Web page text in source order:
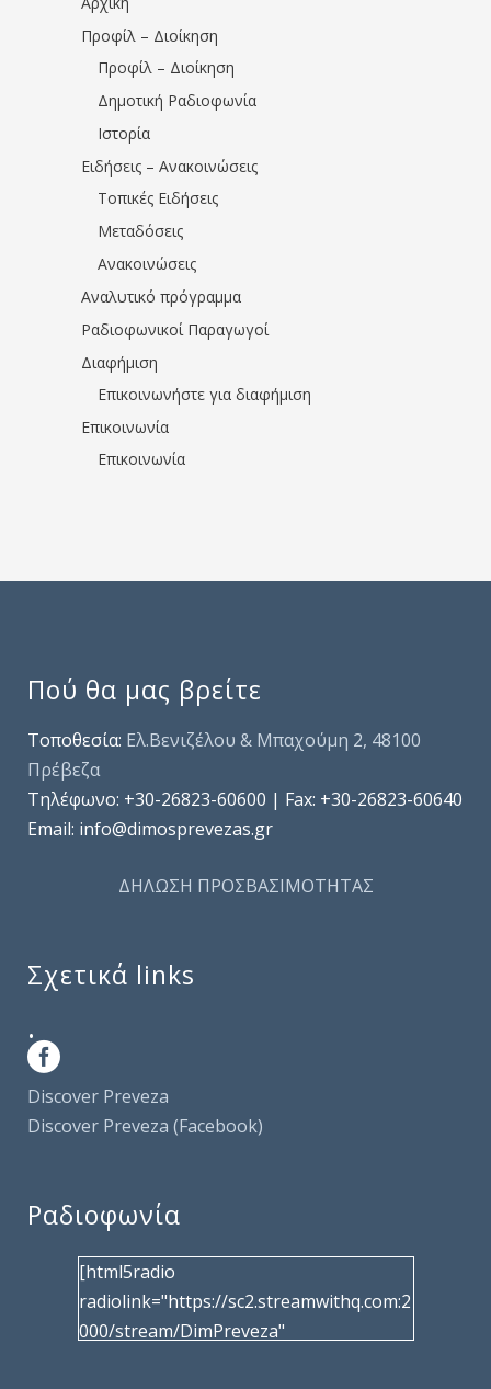
Προφίλ – Διοίκηση
Προφίλ – Διοίκηση
Δημοτική Ραδιοφωνία
Ιστορία
Ειδήσεις – Ανακοινώσεις
Τοπικές Ειδήσεις
Μεταδόσεις
Ανακοινώσεις
Αναλυτικό πρόγραμμα
Ραδιοφωνικοί Παραγωγοί
Διαφήμιση
Επικοινωνήστε για διαφήμιση
Επικοινωνία
Επικοινωνία
Πού θα μας βρείτε
Τοποθεσία: Ελ.Βενιζέλου & Μπαχούμη 2, 48100
Πρέβεζα
Τηλέφωνo: +30-26823-60600 | Fax: +30-26823-60640
Email: info@dimosprevezas.gr
ΔΗΛΩΣΗ ΠΡΟΣΒΑΣΙΜΟΤΗΤΑΣ
Σχετικά links
.
Discover Preveza
Discover Preveza (Facebook)
Ραδιοφωνία
[html5radio
radiolink="https://sc2.streamwithq.com:2
000/stream/DimPreveza"